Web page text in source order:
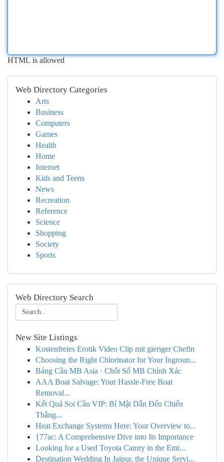
HTML is allowed
Web Directory Categories
Arts
Business
Computers
Games
Health
Home
Internet
Kids and Teens
News
Recreation
Reference
Science
Shopping
Society
Sports
Web Directory Search
New Site Listings
Kostenfreies Erotik Video Clip mit gieriger Chefin
Choosing the Right Chlorinator for Your Ingroun...
Bảng Cầu MB Asia · Chốt Số MB Chính Xác
AAA Boat Salvage: Your Hassle-Free Boat
Removal...
Kết Quả Soi Cầu VIP: Bí Mật Dẫn Đến Chiến
Thắng...
Heat Exchange Systems Here: Your Overview to...
{77ac: A Comprehensive Dive into Its Importance
Looking for a Used Toyota Camry in the Emi...
Destination Wedding In Jaipur, the Unique Servi...